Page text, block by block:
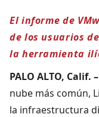
El informe de
de los usuarios
la herramienta
PALO ALTO, Calif. –
nube más común,
la infraestructura